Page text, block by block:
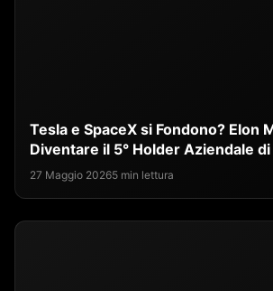
Tesla e SpaceX si Fondono? Elon
Diventare il 5° Holder Aziendale
27 Maggio 20265 min lettura